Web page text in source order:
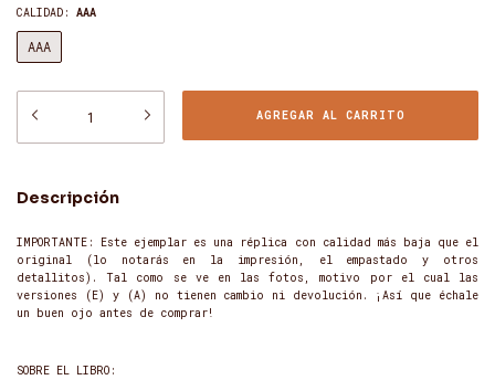
CALIDAD: AAA
AAA
Descripción
IMPORTANTE: Este ejemplar es una réplica con calidad más baja que el
original (lo notarás en la impresión, el empastado y otros
detallitos). Tal como se ve en las fotos, motivo por el cual las
versiones (E) y (A) no tienen cambio ni devolución. ¡Así que échale
un buen ojo antes de comprar!
SOBRE EL LIBRO: